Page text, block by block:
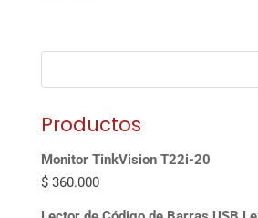
Productos
Monitor TinkVision T22i-20
$360.000